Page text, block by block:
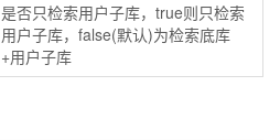
是否只检索用户子库，true则只检索
用户子库，false(默认)为检索底库
+用户子库